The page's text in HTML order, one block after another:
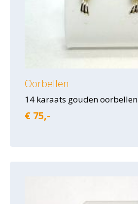
Oorbellen
14 karaats gouden oorbellen
€ 75,-